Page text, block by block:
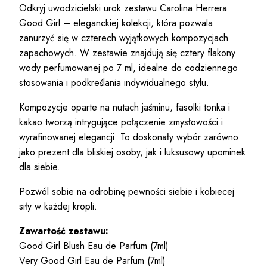
Odkryj uwodzicielski urok zestawu Carolina Herrera
Good Girl – eleganckiej kolekcji, która pozwala
zanurzyć się w czterech wyjątkowych kompozycjach
zapachowych. W zestawie znajdują się cztery flakony
wody perfumowanej po 7 ml, idealne do codziennego
stosowania i podkreślania indywidualnego stylu.
Kompozycje oparte na nutach jaśminu, fasolki tonka i
kakao tworzą intrygujące połączenie zmysłowości i
wyrafinowanej elegancji. To doskonały wybór zarówno
jako prezent dla bliskiej osoby, jak i luksusowy upominek
dla siebie.
Pozwól sobie na odrobinę pewności siebie i kobiecej
siły w każdej kropli.
Zawartość zestawu:
Good Girl Blush Eau de Parfum (7ml)
Very Good Girl Eau de Parfum (7ml)